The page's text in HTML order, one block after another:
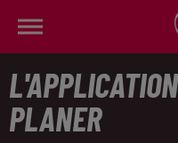
PLANER